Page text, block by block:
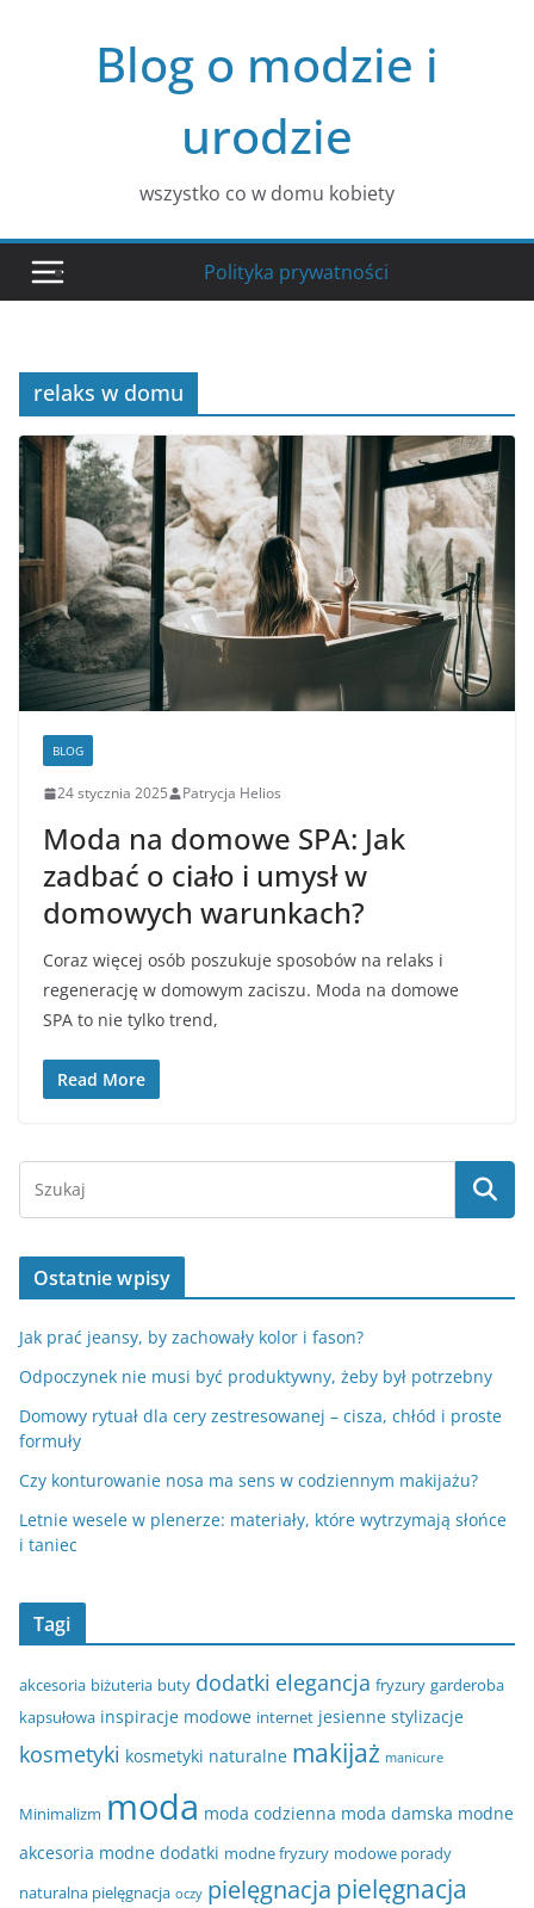
Blog o modzie i
urodzie
wszystko co w domu kobiety
Polityka prywatności
relaks w domu
BLOG
24 stycznia 2025 Patrycja Helios
Moda na domowe SPA: Jak
zadbać o ciało i umysł w
domowych warunkach?
Coraz więcej osób poszukuje sposobów na relaks i
regenerację w domowym zaciszu. Moda na domowe
SPA to nie tylko trend,
Read More
Ostatnie wpisy
Jak prać jeansy, by zachowały kolor i fason?
Odpoczynek nie musi być produktywny, żeby był potrzebny
Domowy rytuał dla cery zestresowanej – cisza, chłód i proste
formuły
Czy konturowanie nosa ma sens w codziennym makijażu?
Letnie wesele w plenerze: materiały, które wytrzymają słońce
i taniec
Tagi
akcesoria biżuteria buty dodatki elegancja fryzury garderoba
kapsułowa inspiracje modowe internet jesienne stylizacje
kosmetyki kosmetyki naturalne makijaż manicure
Minimalizm moda moda codzienna moda damska modne
akcesoria modne dodatki modne fryzury modowe porady
naturalna pielęgnacja oczy pielęgnacja pielęgnacja